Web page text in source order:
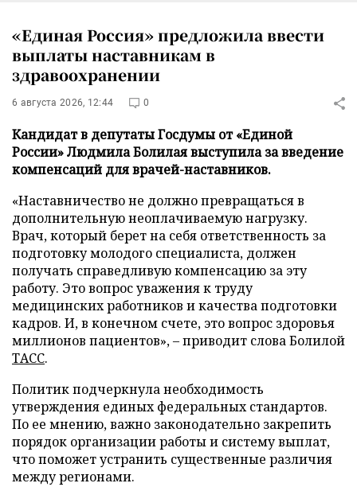
«Единая Россия» предложила ввести
выплаты наставникам в
здравоохранении
6 августа 2026, 12:44 0
Кандидат в депутаты Госдумы от «Единой
России» Людмила Болилая выступила за введение
компенсаций для врачей-наставников.
«Наставничество не должно превращаться в
дополнительную неоплачиваемую нагрузку.
Врач, который берет на себя ответственность за
подготовку молодого специалиста, должен
получать справедливую компенсацию за эту
работу. Это вопрос уважения к труду
медицинских работников и качества подготовки
кадров. И, в конечном счете, это вопрос здоровья
миллионов пациентов», – приводит слова Болилой
ТАСС.
Политик подчеркнула необходимость
утверждения единых федеральных стандартов.
По ее мнению, важно законодательно закрепить
порядок организации работы и систему выплат,
что поможет устранить существенные различия
между регионами.